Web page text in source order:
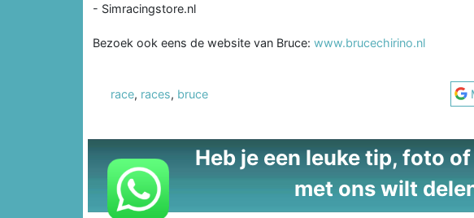
- Simracingstore.nl
Bezoek ook eens de website van Bruce: www.brucechirino.nl
race, races, bruce
Heb je een leuke tip, foto
met ons wilt